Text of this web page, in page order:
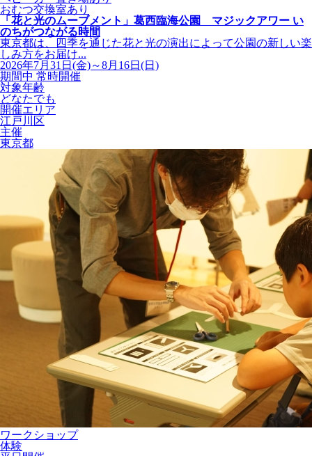
おむつ交換室あり
「花と光のムーブメント」葛西臨海公園 マジックアワー い
のちがつながる時間
東京都は、四季を通じた花と光の演出によって公園の新しい楽
しみ方をお届け...
2026年7月31日(金)～8月16日(日)
期間中 常時開催
対象年齢
どなたでも
開催エリア
江戸川区
主催
東京都
ワークショップ
体験